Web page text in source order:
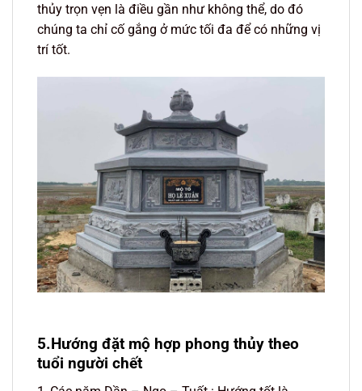
thủy trọn vẹn là điều gần như không thể, do đó
chúng ta chỉ cố gắng ở mức tối đa để có những vị
trí tốt.
5.Hướng đặt mộ hợp phong thủy theo
tuổi người chết